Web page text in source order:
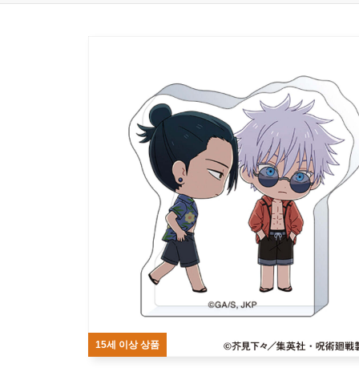
15세 이상 상품